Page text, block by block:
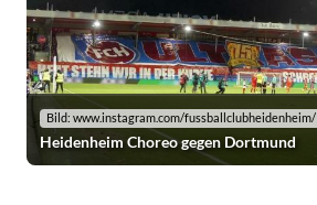
Bild: www.instagram.com/fussballclubheidenheim/
Heidenheim Choreo gegen Dortmund